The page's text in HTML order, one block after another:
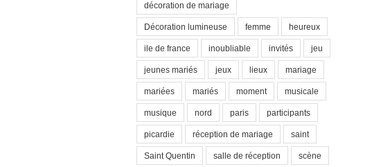
décoration de mariage
Décoration lumineuse femme heureux
ile de france inoubliable invités jeu
jeunes mariés jeux lieux mariage
mariées mariés moment musicale
musique nord paris participants
picardie réception de mariage saint
Saint Quentin salle de réception scène